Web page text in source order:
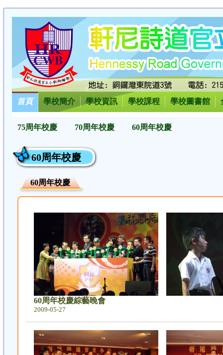
首頁 學校簡介 學校資訊 學校課程 學校圖書館
75周年校慶 70周年校慶 60周年校慶
60周年校慶
60周年校慶
60周年校慶綜藝晚會
2009-05-27